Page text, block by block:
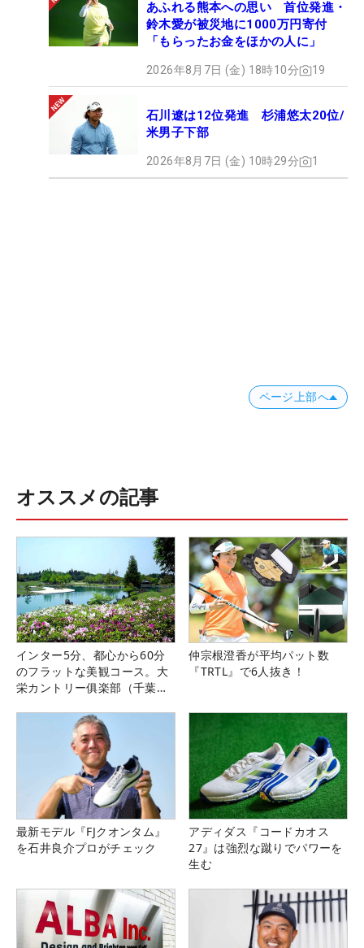
あふれる熊本への思い 首位発進・
鈴木愛が被災地に1000万円寄付
「もらったお金をほかの人に」
2026年8月7日 (金) 18時10分 19
石川遼は12位発進 杉浦悠太20位/
米男子下部
2026年8月7日 (金) 10時29分 1
ページ上部へ
オススメの記事
インター5分、都心から60分
のフラットな美観コース。大
栄カントリー俱楽部（千葉
仲宗根澄香が平均パット数
『TRTL』で6人抜き！
最新モデル『FJクオンタム』
を石井良介プロがチェック
アディダス『コードカオス
27』は強烈な蹴りでパワーを
生む